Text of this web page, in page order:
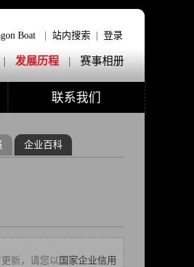
Boat 站内搜索 登录
| 发展历程 | 赛事相册
联系我们
企业百科
新，请您以 国家企业信用